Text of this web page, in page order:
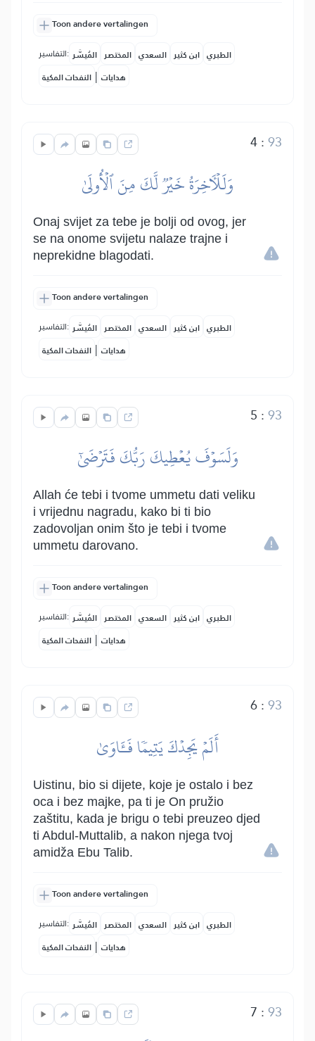
Toon andere vertalingen
التفاسير: المُيسَّر المختصر السعدي ابن كثير الطبري
النفحات المكية | هدايات
4:93
وَلَلۡأٓخِرَةُ خَيۡرٞ لَّكَ مِنَ ٱلۡأُولَىٰ
Onaj svijet za tebe je bolji od ovog, jer
se na onome svijetu nalaze trajne i
neprekidne blagodati.
Toon andere vertalingen
التفاسير: المُيسَّر المختصر السعدي ابن كثير الطبري
النفحات المكية | هدايات
5 :93
وَلَسَوۡفَ يُعۡطِيكَ رَبُّكَ فَتَرۡضَىٰٓ
Allah će tebi i tvome ummetu dati veliku
i vrijednu nagradu, kako bi ti bio
zadovoljan onim što je tebi i tvome
ummetu darovano.
Toon andere vertalingen
التفاسير: المُيسَّر المختصر السعدي ابن كثير الطبري
النفحات المكية | هدايات
6:93
أَلَمۡ يَجِدۡكَ يَتِيمٗا فَـَٔاوَىٰ
Uistinu, bio si dijete, koje je ostalo i bez
oca i bez majke, pa ti je On pružio
zaštitu, kada je brigu o tebi preuzeo djed
ti Abdul-Muttalib, a nakon njega tvoj
amidža Ebu Talib.
Toon andere vertalingen
التفاسير: المُيسَّر المختصر السعدي ابن كثير الطبري
النفحات المكية | هدايات
7 :93